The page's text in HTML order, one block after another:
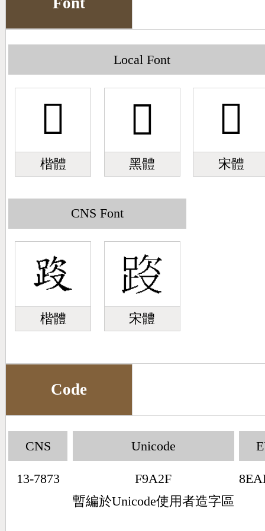
Local Font
󹨯
楷體
󹨯
黑體
󹨯
宋體
CNS Font
楷體 宋體
Code
CNS
13-7873
Unicode
F9A2F
暫編於Unicode使用者造字區